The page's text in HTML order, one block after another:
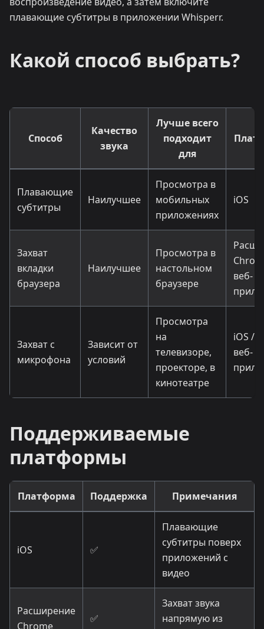
плавающие субтитры в приложении Whisperr.
Какой способ выбрать?
Способ
Качество
звука
Лучше всего
подходит
для
Плавающие
субтитры
Наилучшее
Просмотра в
мобильных
приложениях
iOS
Захват
вкладки
браузера
Наилучшее
Просмотра в
настольном
браузере
веб-
Захват с
микрофона
Зависит от
условий
Просмотра
на
телевизоре,
проекторе, в
кинотеатре
iOS /
веб-
Поддерживаемые
платформы
Платформа Поддержка Примечания
iOS ✅
Плавающие
субтитры поверх
приложений с
видео
Расширение
Chrome
✅
Захват звука
напрямую из